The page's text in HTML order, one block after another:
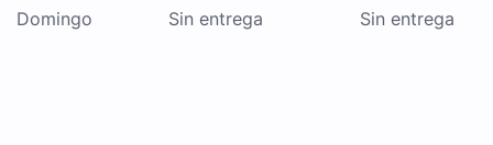
Domingo Sin entrega Sin entrega